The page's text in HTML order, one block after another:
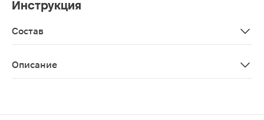
Инструкция
Состав
Описание